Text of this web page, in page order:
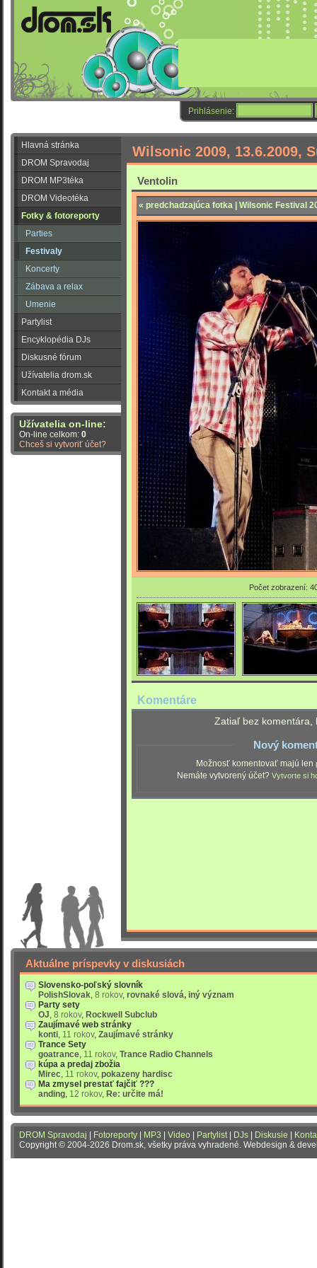
Prihlásenie:
Hlavná stránka
DROM Spravodaj
DROM MP3téka
DROM Videotéka
Fotky & fotoreporty
Parties
Festivaly
Koncerty
Zábava a relax
Umenie
Partylist
Encyklopédia DJs
Diskusné fórum
Užívatelia drom.sk
Kontakt a média
Užívatelia on-line:
On-line celkom: 0
Chceš si vytvoriť účet?
Wilsonic 2009, 13.6.2009,
Ventolin
« predchadzajúca fotka | Wilsonic Festival
Počet zobrazení:
Komentáre
Zatiaľ bez komentára,
Nový
Možnosť komentovať majú len
Nemáte vytvorený účet? Vytvorte si
Aktuálne príspevky v diskusiách
Slovensko-poľský slovník
PolishSlovak, 8 rokov, rovnaké slová, iný význam
Party sety
OJ, 8 rokov, Rockwell Subclub
Zaujímavé web stránky
konti, 11 rokov, Zaujímavé stránky
Trance Sety
goatrance, 11 rokov, Trance Radio Channels
kúpa a predaj zbožia
Mirec, 11 rokov, pokazeny hardisc
Ma zmysel prestať fajčiť ???
anding, 12 rokov, Re: určite má!
DROM Spravodaj Fotoreporty MP3 Video Partylist| DJs Diskusie
Copyright © 2004-2026 Drom.sk, všetky práva vyhradené. Webdesign &